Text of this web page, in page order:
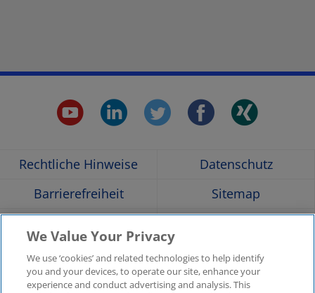
Rechtliche Hinweise
Datenschutz
Barrierefreiheit
Sitemap
Unternehmensangaben
Kontakt
KPMG-Standorte im
Social Media
youtube.
Opens
in
a
new
linkedin.
a
new
twitter.
Opens
a
new
Opens
in
a
new
in
a
new
We Value Your Privacy
We use ‘cookies’ and related technologies to help identify
you and your devices, to operate our site, enhance your
experience and conduct advertising and analysis. This